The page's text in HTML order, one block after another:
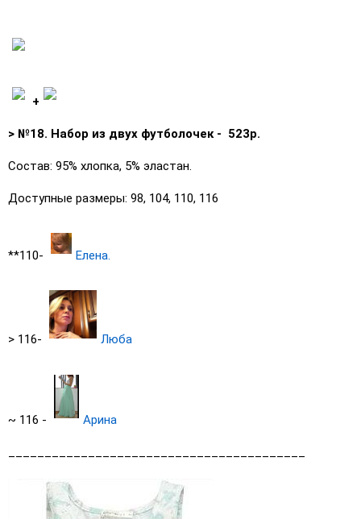
+
> №18. Набор из двух футболочек - 523р.
Состав: 95% хлопка, 5% эластан.
Доступные размеры: 98, 104, 110, 116
**110- Елена.
> 116- Люба
~ 116 - Арина